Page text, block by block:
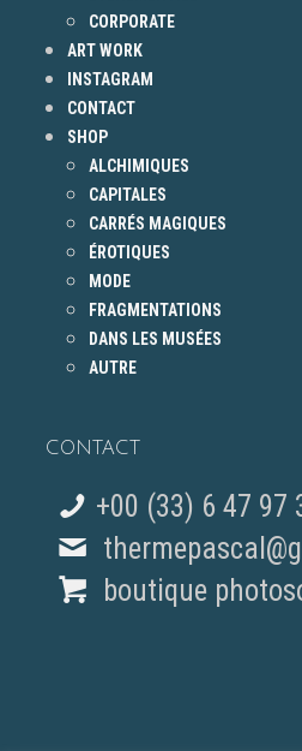
CORPORATE
ART WORK
INSTAGRAM
CONTACT
SHOP
ALCHIMIQUES
CAPITALES
CARRÉS MAGIQUES
ÉROTIQUES
MODE
FRAGMENTATIONS
DANS LES MUSÉES
AUTRE
CONTACT
+00 (33) 6 47 97
boutique